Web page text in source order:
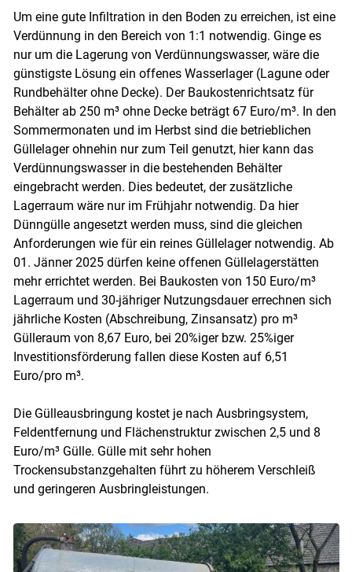
Um eine gute Infiltration in den Boden zu erreichen, ist eine
Verdünnung in den Bereich von 1:1 notwendig. Ginge es
nur um die Lagerung von Verdünnungswasser, wäre die
günstigste Lösung ein offenes Wasserlager (Lagune oder
Rundbehälter ohne Decke). Der Baukostenrichtsatz für
Behälter ab 250 m³ ohne Decke beträgt 67 Euro/m³. In den
Sommermonaten und im Herbst sind die betrieblichen
Güllelager ohnehin nur zum Teil genutzt, hier kann das
Verdünnungswasser in die bestehenden Behälter
eingebracht werden. Dies bedeutet, der zusätzliche
Lagerraum wäre nur im Frühjahr notwendig. Da hier
Dünngülle angesetzt werden muss, sind die gleichen
Anforderungen wie für ein reines Güllelager notwendig. Ab
01. Jänner 2025 dürfen keine offenen Güllelagerstätten
mehr errichtet werden. Bei Baukosten von 150 Euro/m³
Lagerraum und 30-jähriger Nutzungsdauer errechnen sich
jährliche Kosten (Abschreibung, Zinsansatz) pro m³
Gülleraum von 8,67 Euro, bei 20%iger bzw. 25%iger
Investitionsförderung fallen diese Kosten auf 6,51
Euro/pro m³.
Die Gülleausbringung kostet je nach Ausbringsystem,
Feldentfernung und Flächenstruktur zwischen 2,5 und 8
Euro/m³ Gülle. Gülle mit sehr hohen
Trockensubstanzgehalten führt zu höherem Verschleiß
und geringeren Ausbringleistungen.